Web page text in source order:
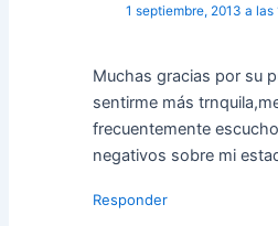
1 septiembre, 2013 a las
Muchas gracias por su
sentirme más
frecuentemente
negativos sobre mi
Responder